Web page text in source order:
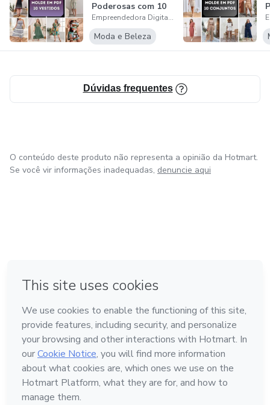
Poderosas com 10
Vestidos....
Empreendedora Digital JF
Moda e Beleza
Dúvidas frequentes
O conteúdo deste produto não representa a opinião da Hotmart.
Se você vir informações inadequadas, denuncie aqui
Feito com ❤ em Bogotá
Conheça a Hotmart
Idioma
Português